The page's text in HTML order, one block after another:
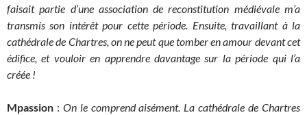
faisait partie d’une association de reconstitution médiévale m’a
transmis son intérêt pour cette période. Ensuite, travaillant à la
cathédrale de Chartres, on ne peut que tomber en amour devant cet
édifice, et vouloir en apprendre davantage sur la période qui l’a
créée !
Mpassion : On le comprend aisément. La cathédrale de Chartres